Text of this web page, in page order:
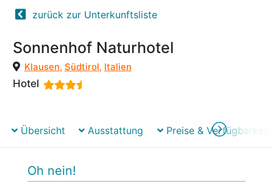
zurück zur Unterkunftsliste
Sonnenhof Naturhotel
Klausen, Südtirol, Italien
Hotel
Übersicht Ausstattung Preise & Verfügbarkeit
Oh nein!